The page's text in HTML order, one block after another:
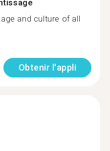
and culture of all
Obtenir l'appli